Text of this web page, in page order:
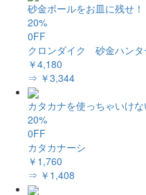
砂金ボールをお皿に残せ！
20%
0FF
クロンダイク 砂金ハンタ
￥4,180
⇒ ￥3,344
カタカナを使っちゃいけ
20%
0FF
カタカナーシ
￥1,760
⇒ ￥1,408